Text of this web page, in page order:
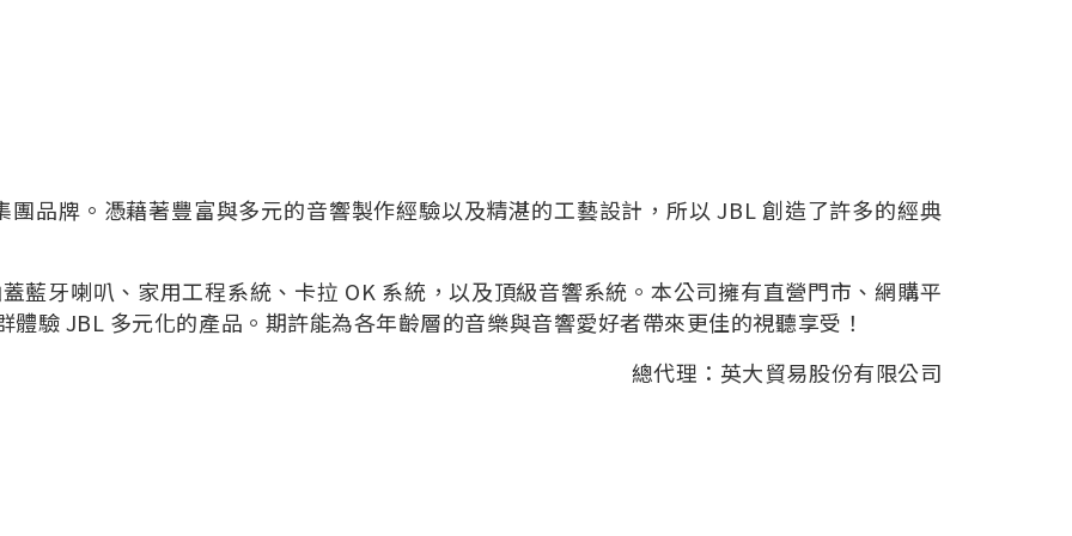
牌。憑藉著豐富與多元的音響製作經驗以及精湛的工藝設計，所以 JBL 創造了許多的經典
牙喇叭、家用工程系統、卡拉 OK 系統，以及頂級音響系統。本公司擁有直營門市、網購平
驗 JBL 多元化的產品。期許能為各年齡層的音樂與音響愛好者帶來更佳的視聽享受！
總代理：英大貿易股份有限公司